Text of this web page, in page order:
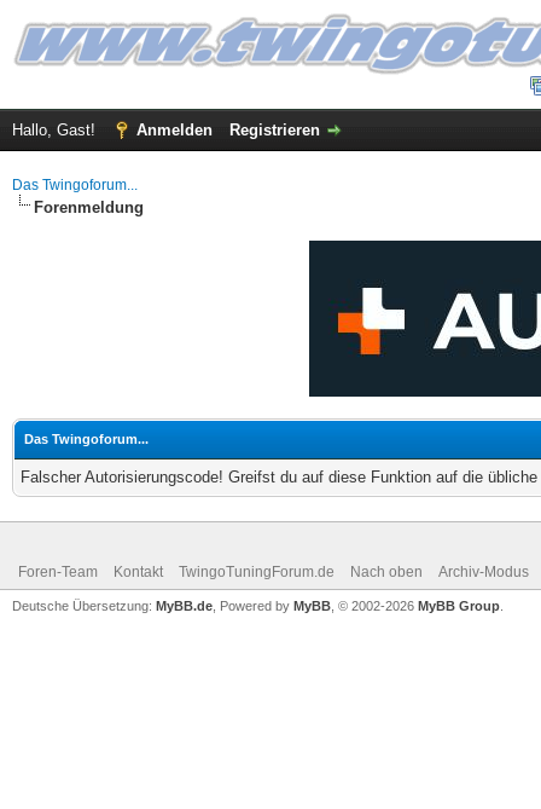
Hallo, Gast! Anmelden Registrieren
Das Twingoforum...
Forenmeldung
Das Twingoforum...
Falscher Autorisierungscode! Greifst du auf diese Funktion auf die
Foren-Team Kontakt TwingoTuningForum.de Nach oben Archiv-Modus
Deutsche Übersetzung: MyBB.de , Powered by MyBB , © 2002-2026 MyBB Group